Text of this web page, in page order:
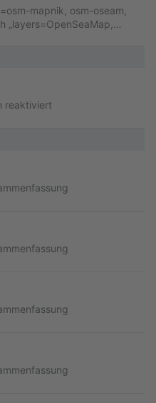
mapnik, osm-oseam,
„layers=OpenSeaMap,
reaktiviert